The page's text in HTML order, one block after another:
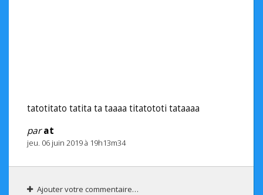
tatotitato tatita ta taaaa titatototi tataaaa
parat
jeu. 06 juin 2019 à 19h13m34
Ajouter votre commentaire…